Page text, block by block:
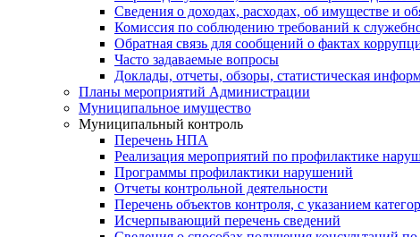
Сведения о доходах, расходах, об имуществе и
Комиссия по соблюдению требований к
Обратная связь для сообщений о фактах
Часто задаваемые вопросы
Доклады, отчеты, обзоры, статистическая
Планы мероприятий Администрации
Муниципальное имущество
Муниципальный контроль
Перечень НПА
Реализация мероприятий по профилактике
Программы профилактики нарушений
Отчеты контрольной деятельности
Перечень объектов контроля, с указанием
Исчерпывающий перечень сведений